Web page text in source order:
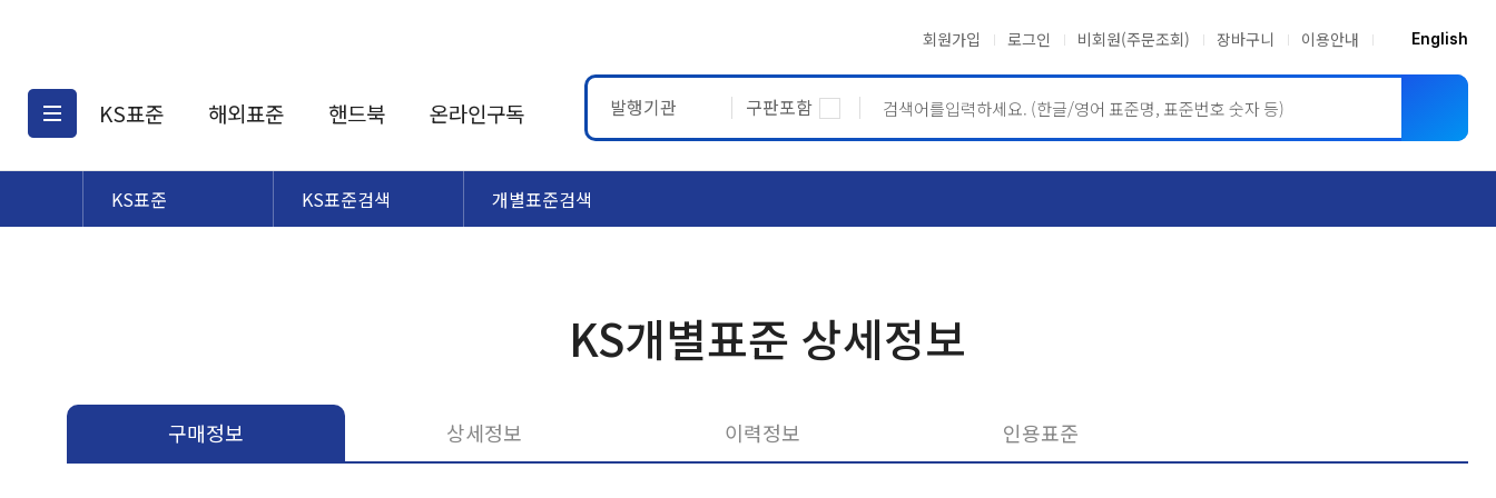
회원가입 로그인 비회원(주문조회) 장바구니 이용안내 English
KS표준
KS표준검색
해외표준
해외표준검색
핸드북 온라인구독 발행기관 구판포함
KS표준 KS표준검색 개별표준검색
KS개별표준 상세정보
구매정보 상세정보 이력정보 인용표준